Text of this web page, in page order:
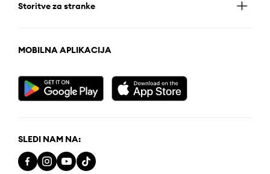
Storitve za stranke
MOBILNA APLIKACIJA
SLEDI NAM NA: